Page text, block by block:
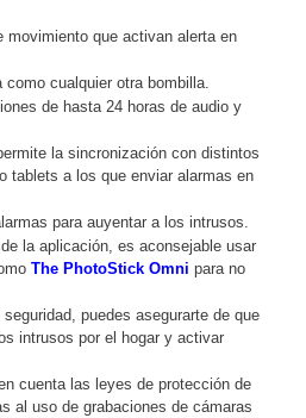
movimiento que activan alerta en
cualquier otra bombilla.
de hasta 24 horas de audio y
la sincronización con distintos
tablets a los que enviar alarmas en
para auyentar a los intrusos.
la aplicación, es aconsejable usar
The PhotoStick Omni para no
puedes asegurarte de que
intrusos por el hogar y activar
cuenta las leyes de protección de
al uso de grabaciones de cámaras